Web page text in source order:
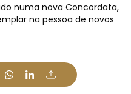
numa nova Concordata,
na pessoa de novos